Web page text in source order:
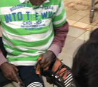
italiana vamos a
de La Salle para
al día siguiente rumbo
noches y hasta mañana.
de 2024